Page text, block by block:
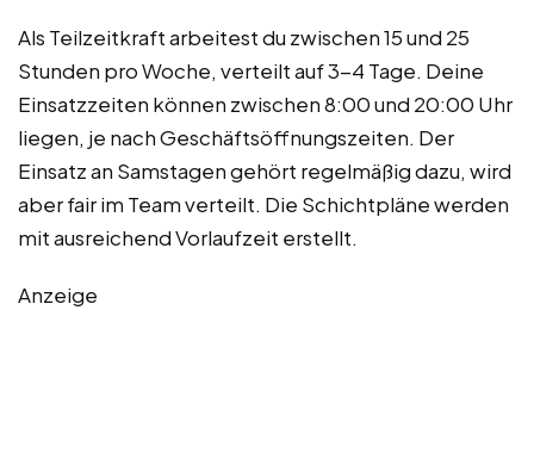
Als Teilzeitkraft arbeitest du zwischen 15 und 25
Stunden pro Woche, verteilt auf 3-4 Tage. Deine
Einsatzzeiten können zwischen 8:00 und 20:00 Uhr
liegen, je nach Geschäftsöffnungszeiten. Der
Einsatz an Samstagen gehört regelmäßig dazu, wird
aber fair im Team verteilt. Die Schichtpläne werden
mit ausreichend Vorlaufzeit erstellt.
Anzeige